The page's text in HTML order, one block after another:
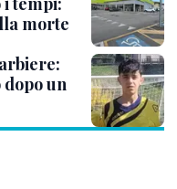
morte
un